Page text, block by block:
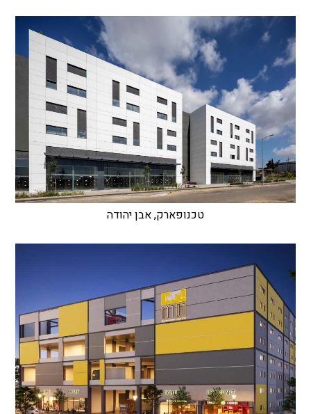
טכנופארק, אבן יהודה